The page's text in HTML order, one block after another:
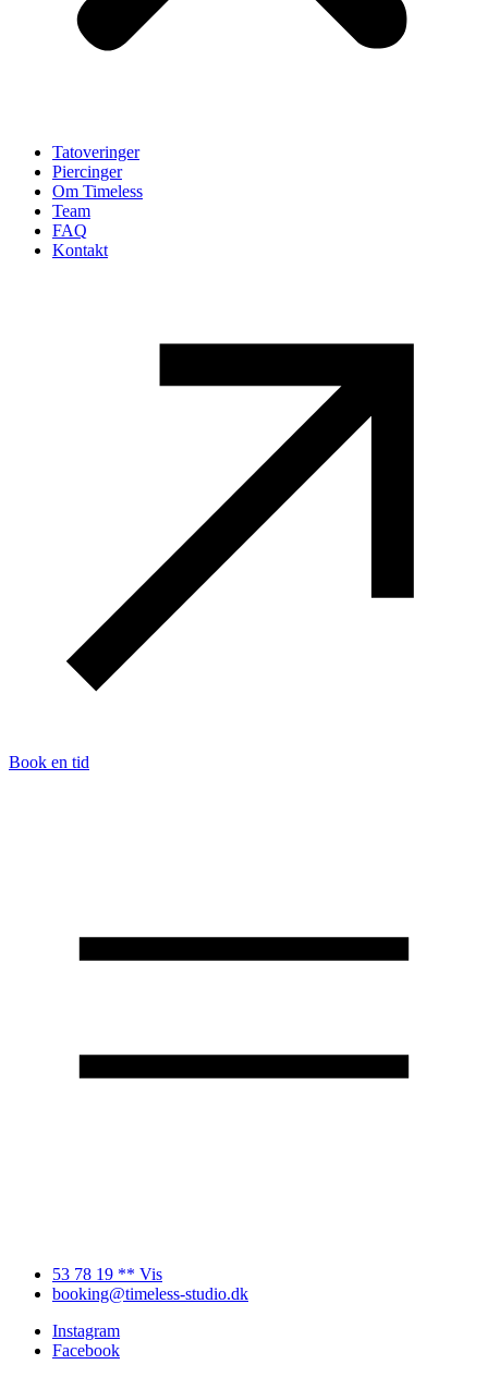
Tatoveringer
Piercinger
Om Timeless
Team
FAQ
Kontakt
Book en tid
53 78 19 ** Vis
booking@timeless-studio.dk
Instagram
Facebook